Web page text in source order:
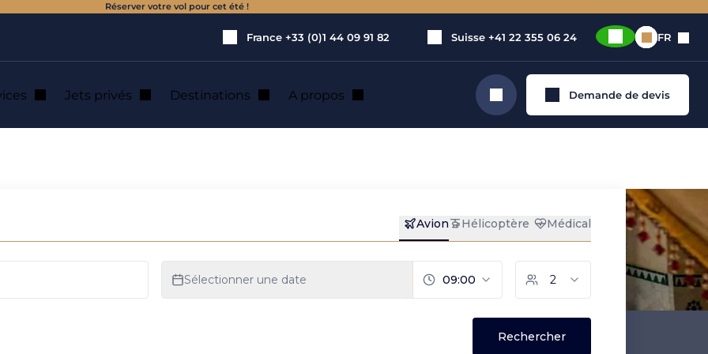
Réserver votre vol pour cet été !
France +33 (0)1 44 09 91 82 Suisse +41 22 355 06 24 FR
Jets privés Destinations A propos Rechercher Demande de devis